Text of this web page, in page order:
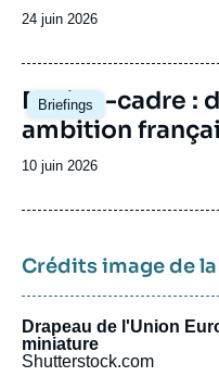
Date
publication
24 juin 2026
Briefings
Image
principale
Nation-cadre :
ambition
Date
publication
10 juin 2026
Crédits image de
Drapeau de l'Union
miniature
Shutterstock.com